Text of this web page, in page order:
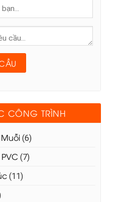
CÔNG TRÌNH
(6)
(7)
(11)